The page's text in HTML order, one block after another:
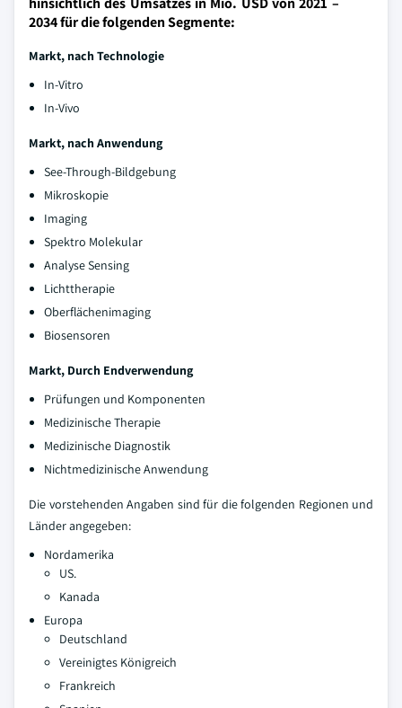
2034 für die folgenden Segmente:
Markt, nach Technologie
In-Vitro
In-Vivo
Markt, nach Anwendung
See-Through-Bildgebung
Mikroskopie
Imaging
Spektro Molekular
Analyse Sensing
Lichttherapie
Oberflächenimaging
Biosensoren
Markt, Durch Endverwendung
Prüfungen und Komponenten
Medizinische Therapie
Medizinische Diagnostik
Nichtmedizinische Anwendung
Die vorstehenden Angaben sind für die folgenden Regionen und
Länder angegeben:
Nordamerika
US.
Kanada
Europa
Deutschland
Vereinigtes Königreich
Frankreich